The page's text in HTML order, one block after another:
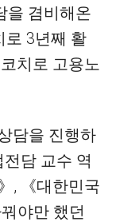
을 겸비해온
로 3년째 활
치로 고용노
담을 진행하
담 교수 역
, 《대한민국
야만 했던